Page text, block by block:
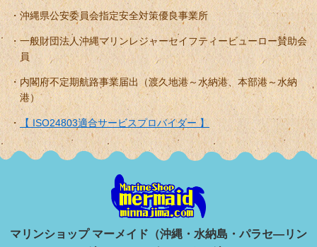
沖縄県公安委員会指定安全対策優良事業所
一般財団法人沖縄マリンレジャーセイフティービューロー賛助会
員
内閣府不定期航路事業届出（渡久地港～水納港、本部港～水納
港）
【 ISO24803適合サービスプロバイダー 】
マリンショップ マーメイド（沖縄・水納島・パラセ―リン